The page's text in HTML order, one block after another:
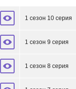
1 сезон 10 серия
1 сезон 9 серия
1 сезон 8 серия